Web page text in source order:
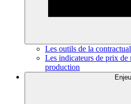
Les outils de la
Les indicateurs de prix de
production